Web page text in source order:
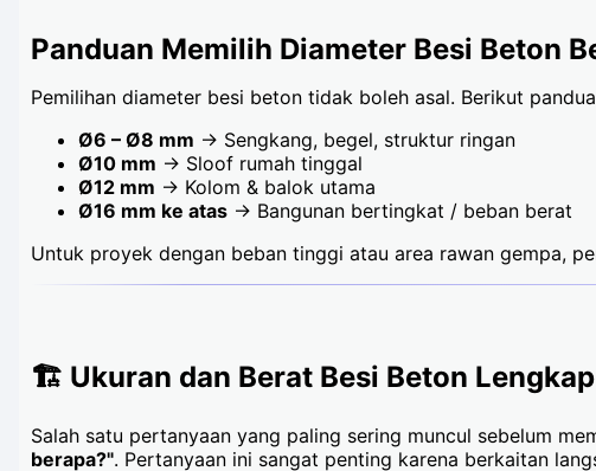
Panduan Memilih Diameter Besi Beton
Pemilihan diameter besi beton tidak boleh asal. Berikut
Ø6 – Ø8 mm → Sengkang, begel, struktur ringan
Ø10 mm → Sloof rumah tinggal
Ø12 mm → Kolom & balok utama
Ø16 mm ke atas → Bangunan bertingkat / beban berat
Untuk proyek dengan beban tinggi atau area rawan gempa,
🏗️ Ukuran dan Berat Besi Beton
Salah satu pertanyaan yang paling sering muncul sebelum
berapa?". Pertanyaan ini sangat penting karena berkaitan